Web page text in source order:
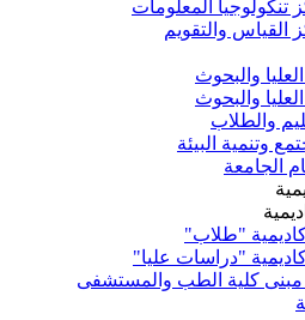
تنكولوجيا المعلومات
القياس والتقويم
والبحوث
والبحوث
والطلاب
وتنمية البيئة
الجامعة
"طلاب"
"دراسات عليا"
مبنى كلية الطب والمستشفى